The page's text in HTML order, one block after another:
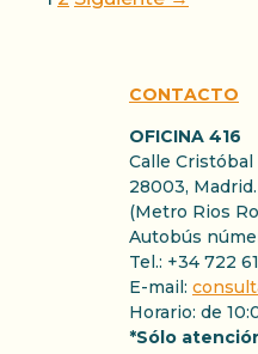
CONTACTO
OFICINA 416
Calle Cristóbal
28003, Madrid.
(Metro Rios
Autobús
Tel.: +34 722
E-mail:
Horario: de
*Sólo